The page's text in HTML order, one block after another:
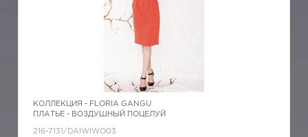
КОЛЛЕКЦИЯ - FLORIA GANGU
ПЛАТЬЕ - ВОЗДУШНЫЙ ПОЦЕЛУЙ
216-7131/DAIWIWO03